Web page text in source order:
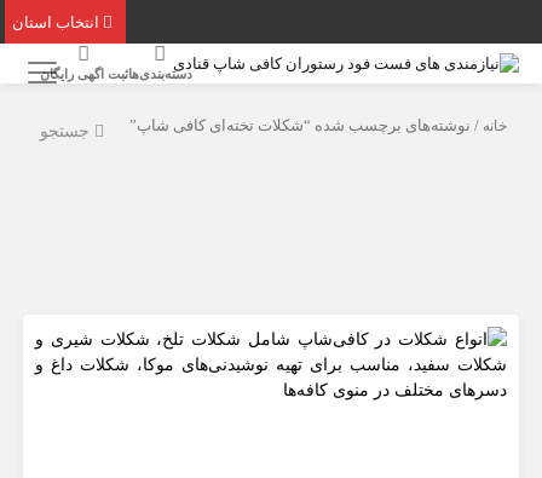
انتخاب استان
دسته‌بندی‌هاثبت اگهی رایگان
جستجو خانه/ نوشته‌های برچسب شده “شکلات تخته‌ای کافی شاپ”